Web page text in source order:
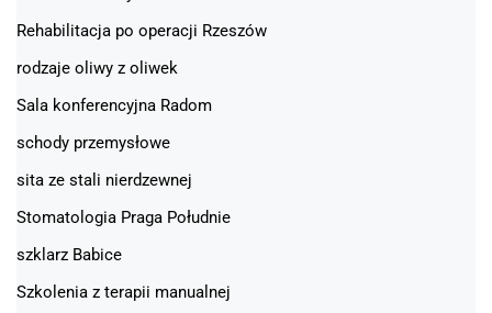
Rehabilitacja po operacji Rzeszów
rodzaje oliwy z oliwek
Sala konferencyjna Radom
schody przemysłowe
sita ze stali nierdzewnej
Stomatologia Praga Południe
szklarz Babice
Szkolenia z terapii manualnej